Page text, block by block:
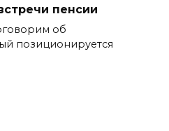
пенсии
об
позиционируется